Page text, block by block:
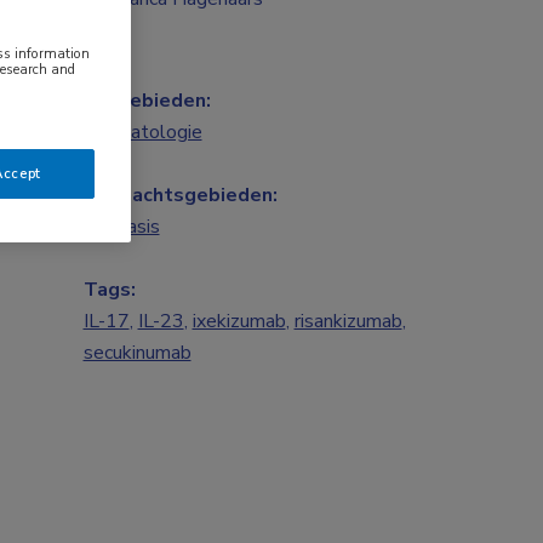
Vakgebieden:
Dermatologie
Aandachtsgebieden:
Psoriasis
Tags:
IL-17, IL-23, ixekizumab, risankizumab,
secukinumab
information
and